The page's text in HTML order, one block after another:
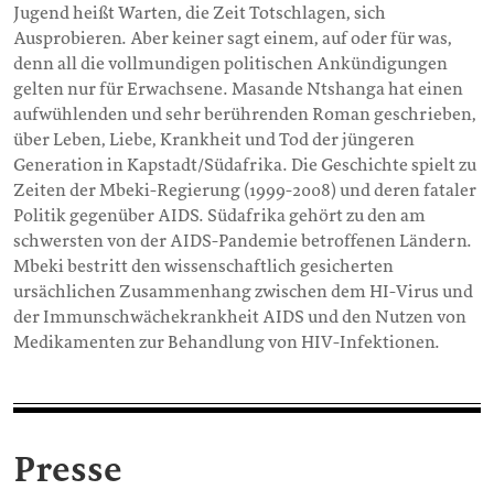
Jugend heißt Warten, die Zeit Totschlagen, sich
Ausprobieren. Aber keiner sagt einem, auf oder für was,
denn all die vollmundigen politischen Ankündigungen
gelten nur für Erwachsene. Masande Ntshanga hat einen
aufwühlenden und sehr berührenden Roman geschrieben,
über Leben, Liebe, Krankheit und Tod der jüngeren
Generation in Kapstadt/Südafrika. Die Geschichte spielt zu
Zeiten der Mbeki-Regierung (1999-2008) und deren fataler
Politik gegenüber AIDS. Südafrika gehört zu den am
schwersten von der AIDS-Pandemie betroffenen Ländern.
Mbeki bestritt den wissenschaftlich gesicherten
ursächlichen Zusammenhang zwischen dem HI-Virus und
der Immunschwächekrankheit AIDS und den Nutzen von
Medikamenten zur Behandlung von HIV-Infektionen.
Presse